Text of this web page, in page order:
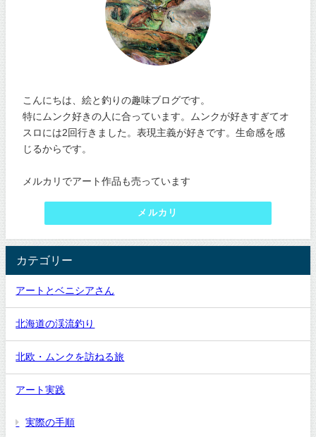
こんにちは、絵と釣りの趣味ブログです。
特にムンク好きの人に合っています。ムンクが好きすぎてオ
スロには2回行きました。表現主義が好きです。生命感を感
じるからです。
メルカリでアート作品も売っています
メルカリ
カテゴリー
アートとベニシアさん
北海道の渓流釣り
北欧・ムンクを訪ねる旅
アート実践
実際の手順